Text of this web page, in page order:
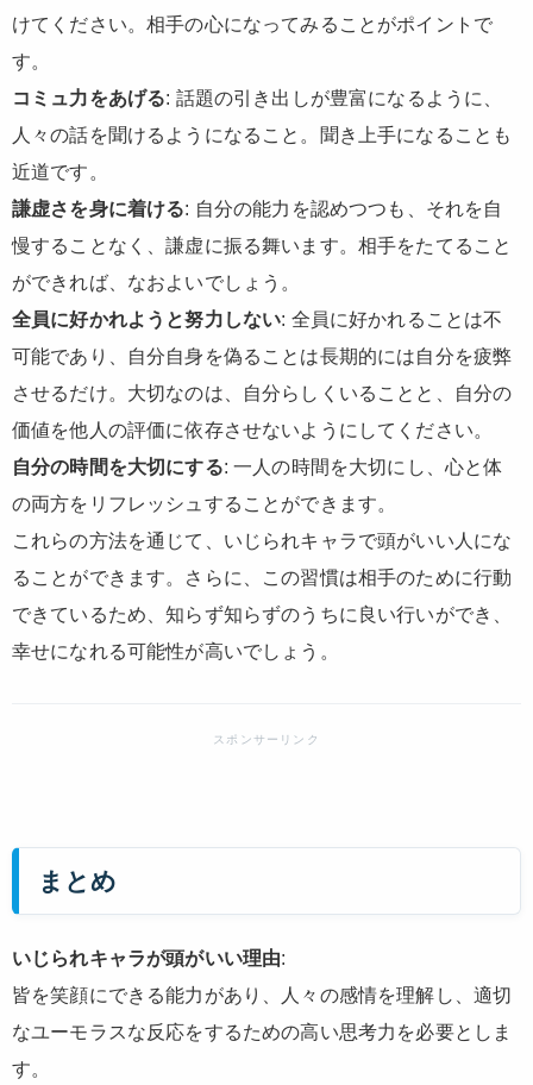
けてください。相手の心になってみることがポイントで
す。
コミュ力をあげる: 話題の引き出しが豊富になるように、
人々の話を聞けるようになること。聞き上手になることも
近道です。
謙虚さを身に着ける: 自分の能力を認めつつも、それを自
慢することなく、謙虚に振る舞います。相手をたてること
ができれば、なおよいでしょう。
全員に好かれようと努力しない: 全員に好かれることは不
可能であり、自分自身を偽ることは長期的には自分を疲弊
させるだけ。大切なのは、自分らしくいることと、自分の
価値を他人の評価に依存させないようにしてください。
自分の時間を大切にする: 一人の時間を大切にし、心と体
の両方をリフレッシュすることができます。
これらの方法を通じて、いじられキャラで頭がいい人にな
ることができます。さらに、この習慣は相手のために行動
できているため、知らず知らずのうちに良い行いができ、
幸せになれる可能性が高いでしょう。
まとめ
いじられキャラが頭がいい理由:
皆を笑顔にできる能力があり、人々の感情を理解し、適切
なユーモラスな反応をするための高い思考力を必要としま
す。